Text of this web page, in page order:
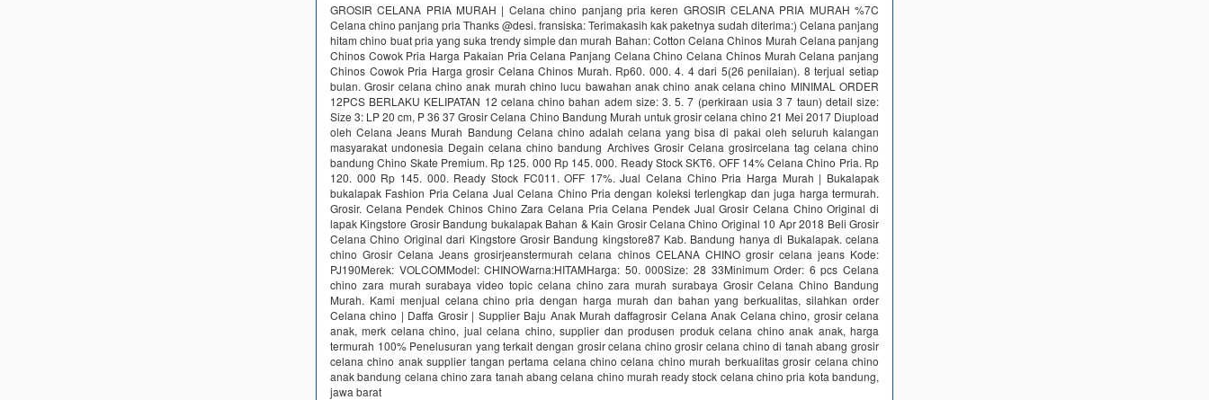
GROSIR CELANA PRIA MURAH | Celana chino panjang pria keren GROSIR CELANA PRIA MURAH %7C
Celana chino panjang pria Thanks @desi. fransiska: Terimakasih kak paketnya sudah diterima:) Celana panjang
hitam chino buat pria yang suka trendy simple dan murah Bahan: Cotton Celana Chinos Murah Celana panjang
Chinos Cowok Pria Harga Pakaian Pria Celana Panjang Celana Chino Celana Chinos Murah Celana panjang
Chinos Cowok Pria Harga grosir Celana Chinos Murah. Rp60. 000. 4. 4 dari 5(26 penilaian). 8 terjual setiap
bulan. Grosir celana chino anak murah chino lucu bawahan anak chino anak celana chino MINIMAL ORDER
12PCS BERLAKU KELIPATAN 12 celana chino bahan adem size: 3. 5. 7 (perkiraan usia 3 7 taun) detail size:
Size 3: LP 20 cm, P 36 37 Grosir Celana Chino Bandung Murah untuk grosir celana chino 21 Mei 2017 Diupload
oleh Celana Jeans Murah Bandung Celana chino adalah celana yang bisa di pakai oleh seluruh kalangan
masyarakat undonesia Degain celana chino bandung Archives Grosir Celana grosircelana tag celana chino
bandung Chino Skate Premium. Rp 125. 000 Rp 145. 000. Ready Stock SKT6. OFF 14% Celana Chino Pria. Rp
120. 000 Rp 145. 000. Ready Stock FC011. OFF 17%. Jual Celana Chino Pria Harga Murah | Bukalapak
bukalapak Fashion Pria Celana Jual Celana Chino Pria dengan koleksi terlengkap dan juga harga termurah.
Grosir. Celana Pendek Chinos Chino Zara Celana Pria Celana Pendek Jual Grosir Celana Chino Original di
lapak Kingstore Grosir Bandung bukalapak Bahan & Kain Grosir Celana Chino Original 10 Apr 2018 Beli Grosir
Celana Chino Original dari Kingstore Grosir Bandung kingstore87 Kab. Bandung hanya di Bukalapak. celana
chino Grosir Celana Jeans grosirjeanstermurah celana chinos CELANA CHINO grosir celana jeans Kode:
PJ190Merek: VOLCOMModel: CHINOWarna:HITAMHarga: 50. 000Size: 28 33Minimum Order: 6 pcs Celana
chino zara murah surabaya video topic celana chino zara murah surabaya Grosir Celana Chino Bandung
Murah. Kami menjual celana chino pria dengan harga murah dan bahan yang berkualitas, silahkan order
Celana chino | Daffa Grosir | Supplier Baju Anak Murah daffagrosir Celana Anak Celana chino, grosir celana
anak, merk celana chino, jual celana chino, supplier dan produsen produk celana chino anak anak, harga
termurah 100% Penelusuran yang terkait dengan grosir celana chino grosir celana chino di tanah abang grosir
celana chino anak supplier tangan pertama celana chino celana chino murah berkualitas grosir celana chino
anak bandung celana chino zara tanah abang celana chino murah ready stock celana chino pria kota bandung,
jawa barat